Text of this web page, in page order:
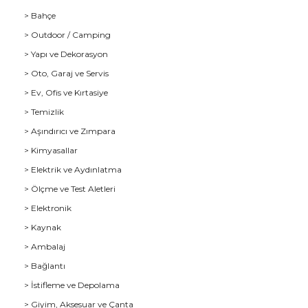
> Bahçe
> Outdoor / Camping
> Yapı ve Dekorasyon
> Oto, Garaj ve Servis
> Ev, Ofis ve Kırtasiye
> Temizlik
> Aşındırıcı ve Zımpara
> Kimyasallar
> Elektrik ve Aydınlatma
> Ölçme ve Test Aletleri
> Elektronik
> Kaynak
> Ambalaj
> Bağlantı
> İstifleme ve Depolama
> Giyim, Aksesuar ve Çanta